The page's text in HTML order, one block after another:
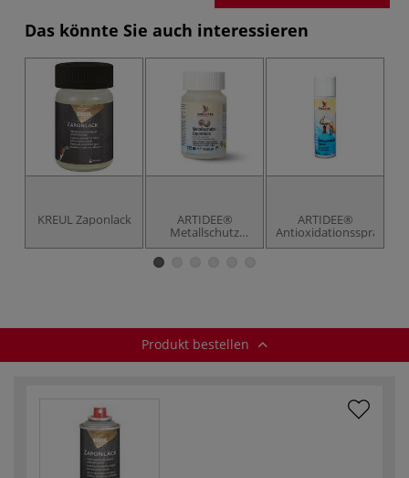
Das könnte Sie auch interessieren
KREUL Zaponlack ARTIDEE®
Metallschutz
Zaponlack
ARTIDEE®
Antioxidationsspray
Produkt bestellen